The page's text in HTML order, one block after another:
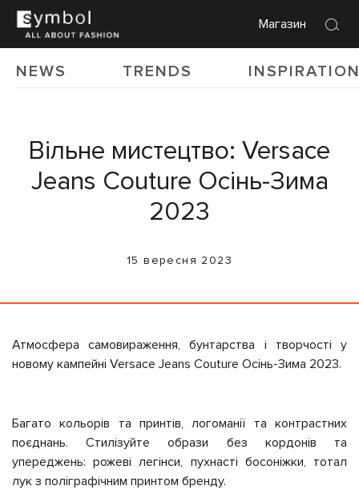
Магазин
NEWS TRENDS
Вільне мистецтво: Versace
Jeans Couture Осінь-Зима
2023
15 вересня 2023
Атмосфера самовираження, бунтарства і творчості у
новому кампейні Versace Jeans Couture Осінь-Зима 2023.
Багато кольорів та принтів, логоманії та контрастних
поєднань. Стилізуйте образи без кордонів та
упереджень: рожеві легінси, пухнасті босоніжки, тотал
лук з поліграфічним принтом бренду.